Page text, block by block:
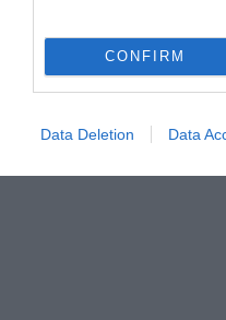
CONFIRM
Data Deletion Data
Duna House elemzése
sikerében.